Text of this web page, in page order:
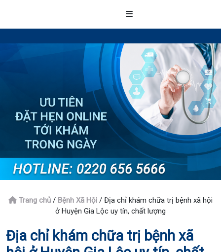
Trang chủ / Bệnh Xã Hội / Địa chỉ khám chữa trị bệnh xã hội
ở Huyện Gia Lộc uy tín, chất lượng
Địa chỉ khám chữa trị bệnh xã